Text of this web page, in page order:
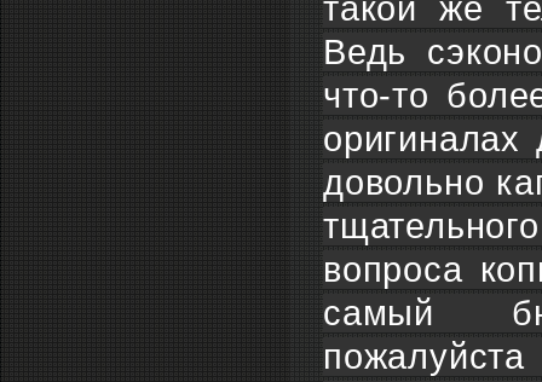
такой же
Ведь
что-то
довольно
вопроса
самый